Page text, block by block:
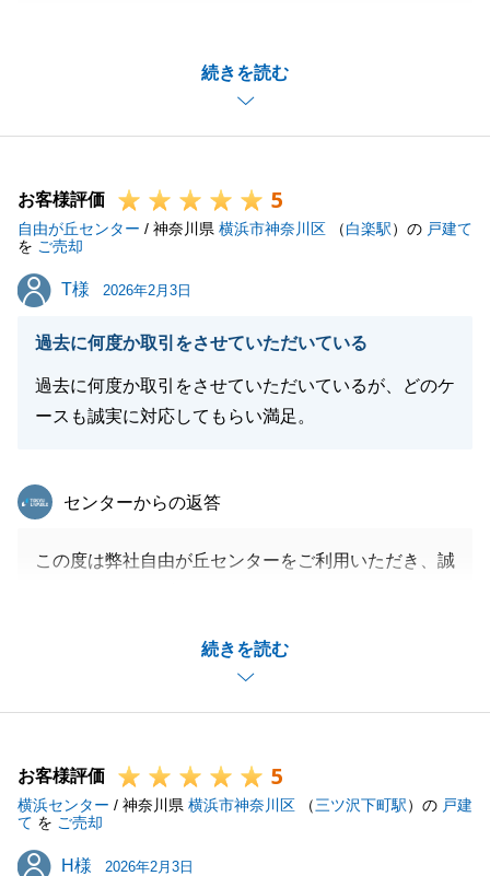
続きを読む
手続きに関し、迅速にご対応いただき大変助かりまし
何かお困りごとがあれば、お気軽にお申し付けくださ
末永くお付き合いできればと思っております。
よろしくお願い申し上げます。
お客様評価 5
自由が丘センター / 神奈川県 横浜市神奈川区 （白楽駅）の 戸建て
を ご売却
T様
T様 2026年2月3日
過去に何度か取引をさせていただいている
過去に何度か取引をさせていただいているが、どのケ
ースも誠実に対応してもらい満足。
続きを読む
東急リバブル
センターからの返答
この度は弊社自由が丘センターをご利用いただき、誠
ができました。誠にありがとうございました。
今後も不動産につきまして、お悩み事等ございました
らお気軽にご連絡ください。今後ともどうぞ宜しくお
お客様評価 5
横浜センター / 神奈川県 横浜市神奈川区 （三ツ沢下町駅）の 戸建
て を ご売却
H様
H様 2026年2月3日